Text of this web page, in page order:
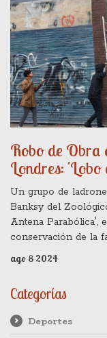
Robo de Obra
Londres:
Sustraído
Un grupo de
Banksy del
Antena Parabólica',
conservación de la
revisando las
responsables.
ago 8 2024
Categorías
Deportes